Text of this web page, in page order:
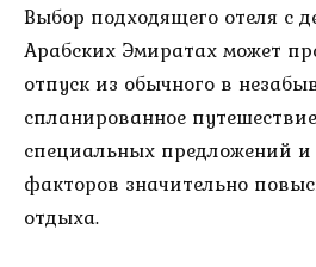
Выбор подходящего отеля с
Арабских Эмиратах может
отпуск из обычного в
спланированное
специальных предложений
факторов значительно
отдыха.